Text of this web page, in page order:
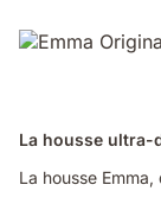
La housse ultra-
La housse